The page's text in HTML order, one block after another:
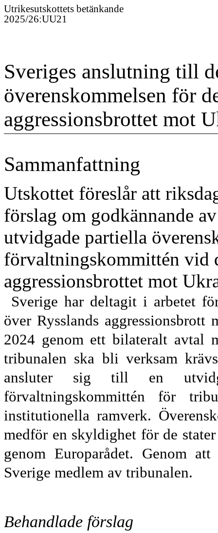
Utrikesutskottets betänkande
2025/26:UU21
Sveriges anslutning till
överenskommelsen för
aggressionsbrottet mot
Sammanfattning
Utskottet föreslår att
förslag om godkännande
utvidgade partiella överens
förvaltningskommittén vid
aggressionsbrottet mot
Sverige har deltagit i arbetet
över Rysslands
2024 genom ett bilateralt avtal
tribunalen ska bli verksam
ansluter sig till en
förvaltningskommittén för
institutionella ramverk.
medför en skyldighet för de
genom Europarådet. Genom
Sverige medlem av tribunalen.
Behandlade förslag